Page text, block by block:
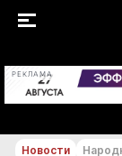
РЕКЛАМА
Новости